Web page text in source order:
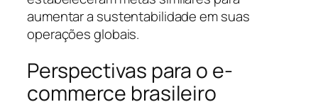
aumentar a sustentabilidade em suas
operações globais.
Perspectivas para o e-
commerce brasileiro